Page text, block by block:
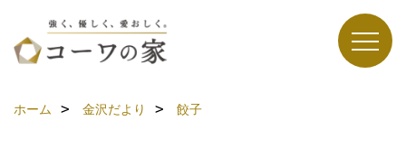
ホーム 金沢だより 餃子